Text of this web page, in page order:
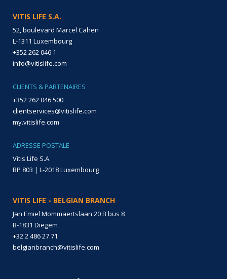
VITIS LIFE S.A.
52, boulevard Marcel Cahen
L-1311 Luxembourg
+352 262 046 1
info@vitislife.com
CLIENTS & PARTENAIRES
+352 262 046 500
clientservices@vitislife.com
my.vitislife.com
ADRESSE POSTALE
Vitis Life S.A.
BP 803 | L-2018 Luxembourg
VITIS LIFE - BELGIAN BRANCH
Jan Emiel Mommaertslaan 20 B bus 8
B-1831 Diegem
+32 2 486 27 71
belgianbranch@vitislife.com